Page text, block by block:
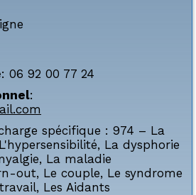
: 06 92 00 77 24
:
spécifique : 974 – La
L'hypersensibilité, La dysphorie
, La maladie
out, Le couple, Le syndrome
, Les Aidants